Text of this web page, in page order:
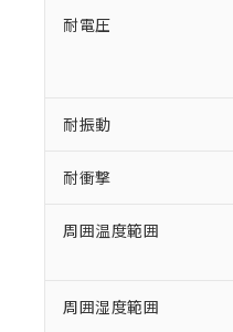
耐電圧
耐振動
耐衝撃
周囲温度範囲
周囲湿度範囲